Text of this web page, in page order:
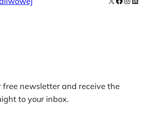
free newsletter and receive the
to your inbox.